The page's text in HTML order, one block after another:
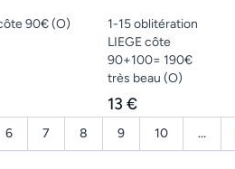
90€(O)
1-15 oblitération
LIEGE côte
90+100= 190€
très beau(O)
13 €
6 7 8 9 10 ...